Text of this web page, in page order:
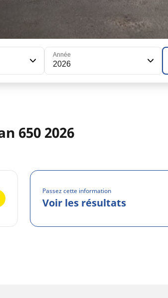
Année
2026
650 2026
Passez cette information
Voir les résultats